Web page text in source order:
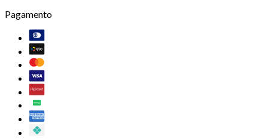
Pagamento